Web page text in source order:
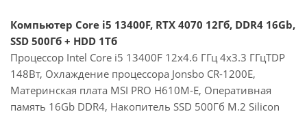
Компьютер Core i5 13400F, RTX 4070 12Гб, DDR4 16Gb,
SSD 500Гб + HDD 1Тб
Процессор Intel Core i5 13400F 12x4.6 ГГц 4x3.3 ГГцTDP
148Вт, Охлаждение процессора Jonsbo CR-1200E,
Материнская плата MSI PRO H610M-E, Оперативная
память 16Gb DDR4, Накопитель SSD 500Гб M.2 Silicon